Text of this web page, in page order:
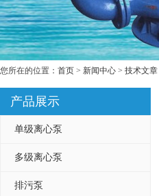
您所在的位置： 首页 > 新闻中心 > 技术文章
产品展示
单级离心泵
多级离心泵
排污泵